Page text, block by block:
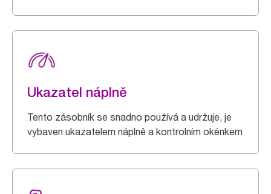
Ukazatel náplně
Tento zásobník se snadno používá a udržuje, je
vybaven ukazatelem náplně a kontrolním okénkem